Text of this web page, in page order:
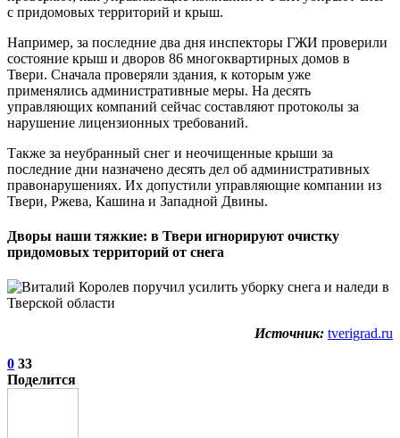
с придомовых территорий и крыш.
Например, за последние два дня инспекторы ГЖИ проверили
состояние крыш и дворов 86 многоквартирных домов в
Твери. Сначала проверяли здания, к которым уже
применялись административные меры. На десять
управляющих компаний сейчас составляют протоколы за
нарушение лицензионных требований.
Также за неубранный снег и неочищенные крыши за
последние дни назначено десять дел об административных
правонарушениях. Их допустили управляющие компании из
Твери, Ржева, Кашина и Западной Двины.
Дворы наши тяжкие: в Твери игнорируют очистку
придомовых территорий от снега
Источник: tverigrad.ru
0 33
Поделится